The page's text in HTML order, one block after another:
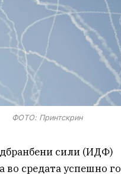
ФОТО: Принтскрин
сили (ИДФ)
во средата успешно го